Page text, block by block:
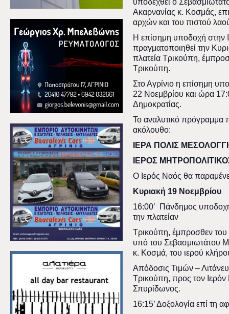
υποδεχθεί ο
Ακαρνανίας κ. Κοσμάς,
αρχών και του πιστού
Η επίσημη υποδοχή στην
πραγματοποιηθεί την
πλατεία Τρικούπη,
Τρικούπη.
Στο Αγρίνιο η επίσημη
22 Νοεμβρίου και ώρα
Δημοκρατίας.
Το αναλυτικό πρόγραμμα
ακόλουθο:
ΙΕΡΑ ΠΟΛΙΣ
ΙΕΡΟΣ
Ο Ιερός Ναός θα
Κυριακή 19 Νοεμβρίου
16:00’ Πάνδημος
την πλατείαν
Τρικούπη, έμπροσθεν του
υπό του Σεβασμιωτάτου
κ. Κοσμά, του ιερού
Απόδοσις Τιμών –
Τρικούπη, προς τον
Σπυρίδωνος.
16:15’ Δοξολογία επί τη